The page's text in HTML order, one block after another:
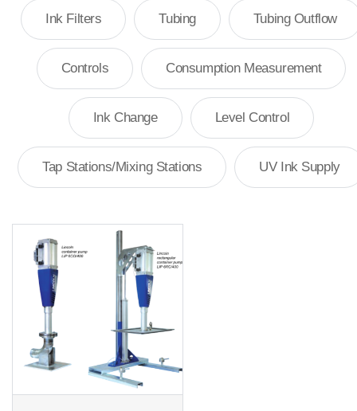
Ink Filters Tubing Tubing Outflow
Controls Consumption Measurement
Ink Change Level Control
Tap Stations/Mixing Stations UV Ink Supply